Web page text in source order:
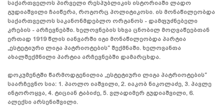
საქართველოს პირველი რესპუბლიკის ისტორიაში ლადო
გუდიაშვილი ჩაიწერა, როგორც პოლიტიკოსი. ის მონაწილეობდა
საქართველოს საკანონმდებლო ორგანოს - დამფუძნებელი
კრების - არჩევნებში. ხელოვნების სხვა ცნობილ მოღვაწეებთან
ერთად 1919 წლის იანვარში იგი მონაწილეობდა პარტია
„ესტეტიური ლიგა პატრიოტების“ შექმნაში. ხელოვანთა
ახალშექმნილი პარტია არჩევნებში დამარცხდა.
დოკუმენტში წარმოდგენილია „ესტეტიური ლიგა პატრიოტების“
საარჩევნო სია: 1. პაოლო იაშვილი, 2. იაკობ ნიკოლაძე, 3. პავლე
ინგოროყვა, 4. ტიციან ტაბიძე, 5. ვლადიმერ გუდიაშვილი, 6.
ალექსი არსენიშვილი.